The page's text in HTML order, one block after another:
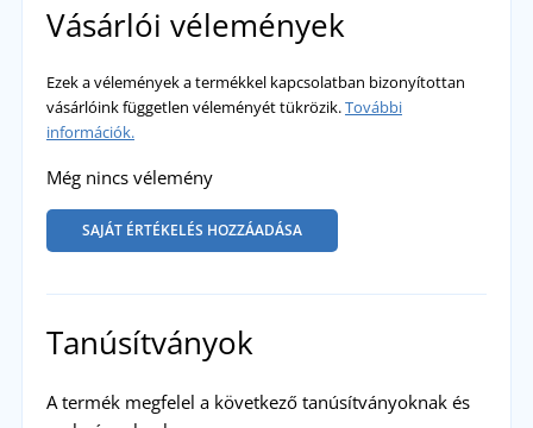
Vásárlói vélemények
Ezek a vélemények a termékkel kapcsolatban bizonyítottan
vásárlóink független véleményét tükrözik.További
információk.
Még nincs vélemény
SAJÁT ÉRTÉKELÉS HOZZÁADÁSA
Tanúsítványok
A termék megfelel a következő tanúsítványoknak és